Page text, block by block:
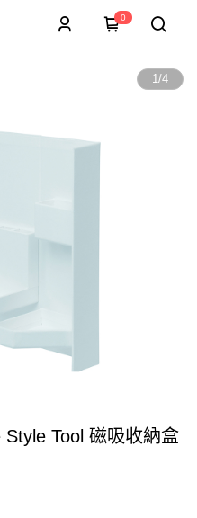
0
1/4
Style Tool 磁吸收納盒